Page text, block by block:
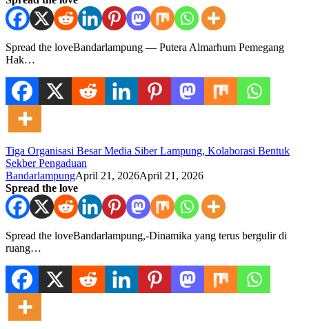
Spread the loveBandarlampung — Putera Almarhum Pemegang
Hak…
Tiga Organisasi Besar Media Siber Lampung, Kolaborasi Bentuk
Sekber Pengaduan
BandarlampungApril 21, 2026April 21, 2026
Spread the love
Spread the loveBandarlampung,-Dinamika yang terus bergulir di
ruang…